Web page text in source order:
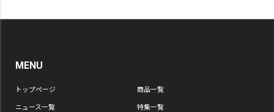
MENU
トップページ
商品一覧
ニュース一覧
特集一覧